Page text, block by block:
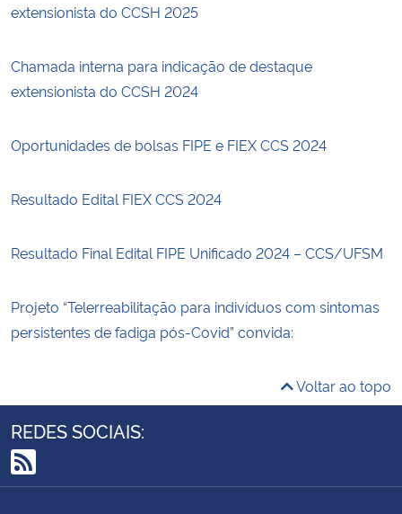
extensionista do CCSH 2025
Chamada interna para indicação de destaque
extensionista do CCSH 2024
Oportunidades de bolsas FIPE e FIEX CCS 2024
Resultado Edital FIEX CCS 2024
Resultado Final Edital FIPE Unificado 2024 – CCS/UFSM
Projeto “Telerreabilitação para indivíduos com sintomas
persistentes de fadiga pós-Covid” convida:
Voltar ao topo
REDES SOCIAIS:
RSS